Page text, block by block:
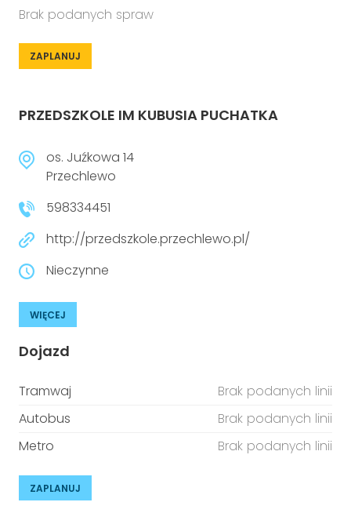
Brak podanych spraw
ZAPLANUJ
PRZEDSZKOLE IM KUBUSIA PUCHATKA
os. Juźkowa 14
Przechlewo
598334451
http://przedszkole.przechlewo.pl/
Nieczynne
WIĘCEJ
Dojazd
Tramwaj
Brak podanych linii
Autobus
Brak podanych linii
Metro
Brak podanych linii
ZAPLANUJ